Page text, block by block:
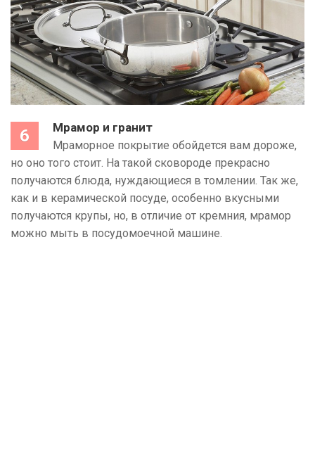
Мрамор и гранит
Мраморное покрытие обойдется вам дороже,
но оно того стоит. На такой сковороде прекрасно
получаются блюда, нуждающиеся в томлении. Так же,
как и в керамической посуде, особенно вкусными
получаются крупы, но, в отличие от кремния, мрамор
можно мыть в посудомоечной машине.